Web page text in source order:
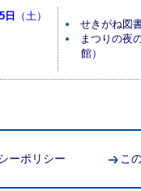
日 （土）
せきがね図
まつりの夜
館）
ーポリシー こ